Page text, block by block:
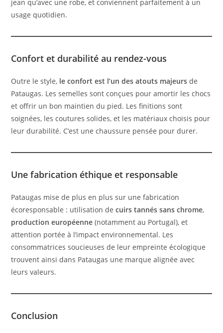
jean qu’avec une robe, et conviennent parfaitement à un
usage quotidien.
Confort et durabilité au rendez-vous
Outre le style, le confort est l’un des atouts majeurs de
Pataugas. Les semelles sont conçues pour amortir les chocs
et offrir un bon maintien du pied. Les finitions sont
soignées, les coutures solides, et les matériaux choisis pour
leur durabilité. C’est une chaussure pensée pour durer.
Une fabrication éthique et responsable
Pataugas mise de plus en plus sur une fabrication
écoresponsable : utilisation decuirs tannés sans chrome,
production européenne (notamment au Portugal), et
attention portée à l’impact environnemental. Les
consommatrices soucieuses de leur empreinte écologique
trouvent ainsi dans Pataugas une marque alignée avec
leurs valeurs.
Conclusion